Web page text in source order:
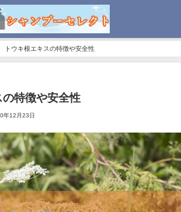
トウキ根エキスの特徴や安全性
の特徴や安全性
年12月23日